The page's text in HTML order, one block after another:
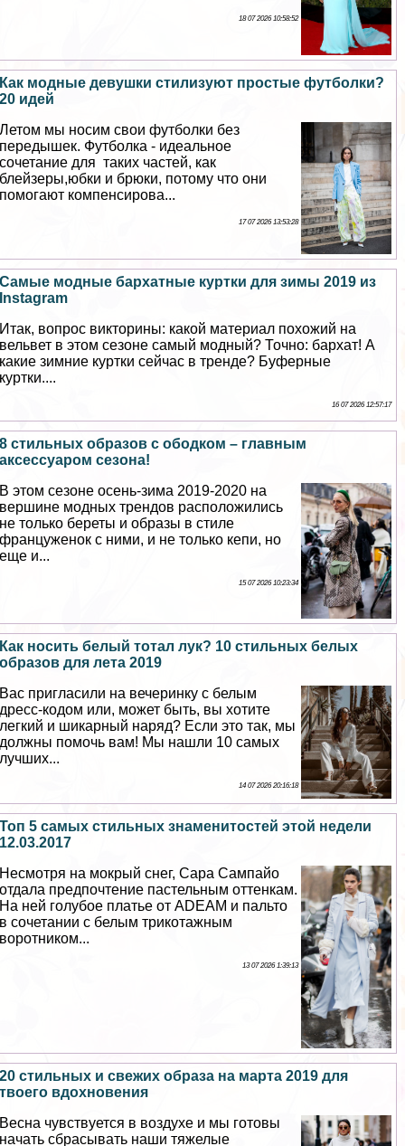
18 07 2026 10:58:52
Как модные дeвyшки стилизуют простые футболки?
20 идей
Летом мы носим свои футболки без
передышек. Футболка - идеальное
сочетание для таких частей, как
блейзеры,юбки и брюки, потому что они
помогают компенсирова...
17 07 2026 13:53:28
Самые модные бархатные куртки для зимы 2019 из
Instagram
Итак, вопрос викторины: какой материал похожий на
вельвет в этом сезоне самый модный? Точно: бархат! А
какие зимние куртки сейчас в тренде? Буферные
куртки....
16 07 2026 12:57:17
8 стильных образов с ободком – главным
аксессуаром сезона!
В этом сезоне осень-зима 2019-2020 на
вершине модных трендов расположились
не только береты и образы в стиле
француженок с ними, и не только кепи, но
еще и...
15 07 2026 10:23:34
Как носить белый тотал лук? 10 стильных белых
образов для лета 2019
Вас пригласили на вечеринку с белым
дресс-кодом или, может быть, вы хотите
легкий и шикарный наряд? Если это так, мы
должны помочь вам! Мы нашли 10 самых
лучших...
14 07 2026 20:16:18
Топ 5 самых стильных знаменитостей этой недели
12.03.2017
Несмотря на мокрый снег, Сара Сампайо
отдала предпочтение пастельным оттенкам.
На ней гoлyбое платье от ADEAM и пальто
в сочетании с белым трикотажным
воротником...
13 07 2026 1:39:13
20 стильных и свежих образа на марта 2019 для
твоего вдохновения
Весна чувствуется в воздухе и мы готовы
начать сбрасывать наши тяжелые